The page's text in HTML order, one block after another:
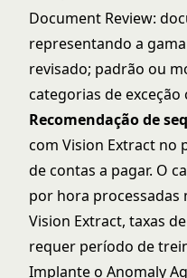
Document Review:
representando a
revisado; padrão ou
categorias de exceção
Recomendação de
com Vision Extract no
de contas a pagar. O
por hora processadas
Vision Extract, taxas
requer período de
Implante o Anomaly